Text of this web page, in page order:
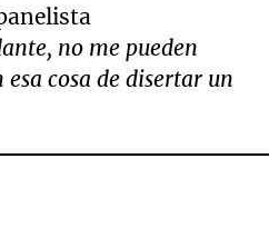
no me pueden
cosa de disertar un